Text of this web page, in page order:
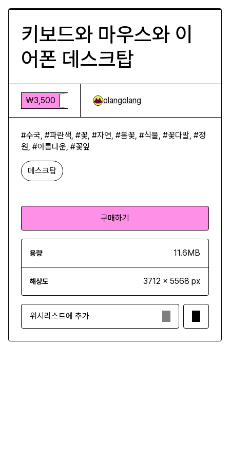
키보드와 마우스와 이
어폰 데스크탑
₩3,500 olangolang
#수국, #파란색, #꽃, #자연, #봄꽃, #식물, #꽃다발, #정
원, #아름다운, #꽃잎
데스크탑
구매하기
용량 11.6MB
해상도 3712 x 5568 px
위시리스트에 추가